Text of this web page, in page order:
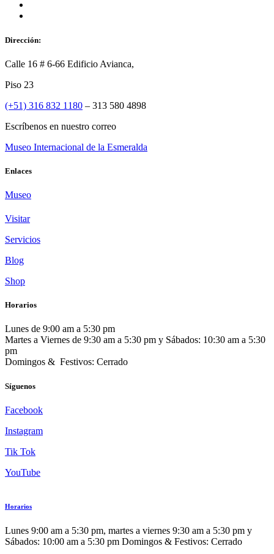
Dirección:
Calle 16 # 6-66 Edificio Avianca,
Piso 23
(+51) 316 832 1180 – 313 580 4898
Escríbenos en nuestro correo
Museo Internacional de la Esmeralda
Enlaces
Museo
Visitar
Servicios
Blog
Shop
Horarios
Lunes de 9:00 am a 5:30 pm
Martes a Viernes de 9:30 am a 5:30 pm y Sábados: 10:30 am a 5:30
pm
Domingos & Festivos: Cerrado
Síguenos
Facebook
Instagram
Tik Tok
YouTube
Horarios
Lunes 9:00 am a 5:30 pm, martes a viernes 9:30 am a 5:30 pm y
Sábados: 10:00 am a 5:30 pm Domingos & Festivos: Cerrado